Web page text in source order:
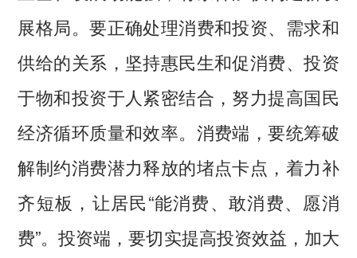
展格局。要正确处理消费和投资、需求和
供给的关系，坚持惠民生和促消费、投资
于物和投资于人紧密结合，努力提高国民
经济循环质量和效率。消费端，要统筹破
解制约消费潜力释放的堵点卡点，着力补
齐短板，让居民“能消费、敢消费、愿消
费”。投资端，要切实提高投资效益，加大